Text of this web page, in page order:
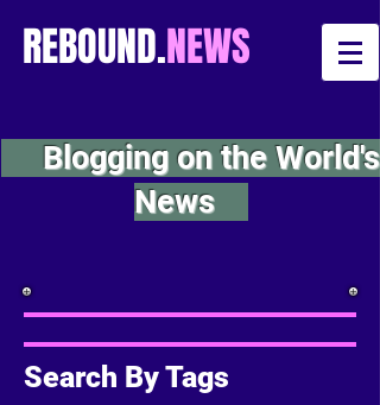
REBOUND.NEWS
Blogging on the World's
News
Search By Tags